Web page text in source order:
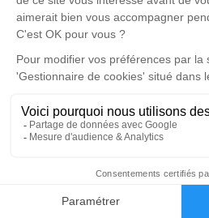
Faire-part
Un service de plantation
disponible ici.
Cérémonie religieuse
jeudi 08 janvier 2026 à
18130 Chalivoy-Milon